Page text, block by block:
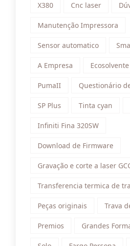
X380 Cnc laser
Manutenção Impressora
Sensor automatico
A Empresa Ecosolvente
PumaII Questionário
SP Plus Tinta cyan
Infiniti Fina 320SW
Download de Firmware
Gravação e corte a laser
Transferencia termica de
Peças originais Trava
Premios Grandes